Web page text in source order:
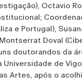
Octavio
e Portugal),
Doval
doutorandos da
Universidade de
Artes, após o